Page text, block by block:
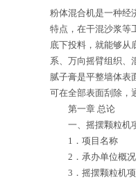
粉体混合机是一种经
特点，在干混沙浆等
底下投料，就能够从
系、万向摇臂组织、
腻子膏是平整墙体表
可在全部表面刮除，
第一章 总论
一、摇摆颗粒机
1．项目名称
2．承办单位概况
3．摇摆颗粒机项